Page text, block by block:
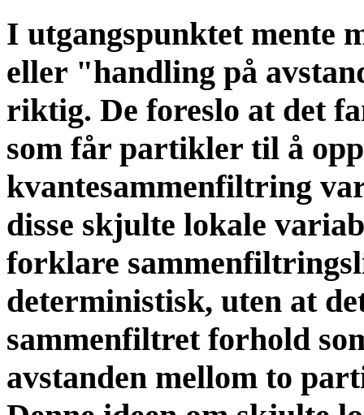
I utgangspunktet mente
eller "handling på
riktig. De foreslo at det
som får partikler til å
kvantesammenfiltring
disse skjulte lokale
forklare
deterministisk, uten at
sammenfiltret forhold
avstanden mellom to